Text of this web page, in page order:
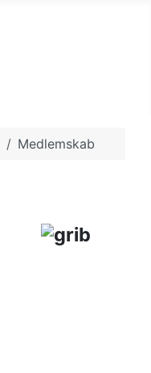
Medlemskab